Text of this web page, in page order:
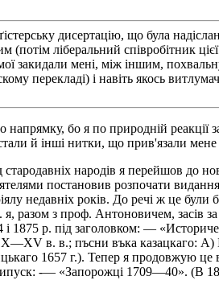
дисертацію, що була
ліберальний співробітник
закидали мені, між іншим,
перекладі) і навіть якось
бо я по природній реакції
й інші нитки, що прив'язали мене
стародавніх народів я перейшов до
постановив розпочати видання
недавніх років. До речі ж це були
разом з проф. Антоновичем, засів
1875 р. під заголовком: —
в. в.; пъсни въка казацкаго: А)
1657 г.). Тепер я продовжую це
-— «Запорожці 1709—40». (В